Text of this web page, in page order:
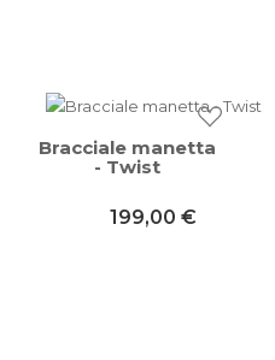
Bracciale manetta
- Twist
199,00 €